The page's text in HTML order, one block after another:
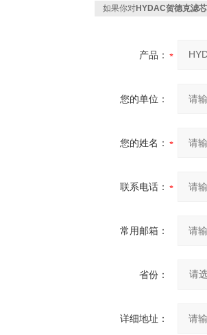
如果你对HYDAC贺德克滤
产品：
您的单位：
您的姓名：
联系电话：
常用邮箱：
省份：
详细地址：